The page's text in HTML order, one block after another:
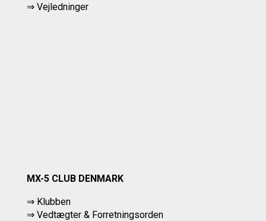
⇒ Vejledninger
MX-5 CLUB DENMARK
⇒ Klubben
⇒ Vedtægter & Forretningsorden